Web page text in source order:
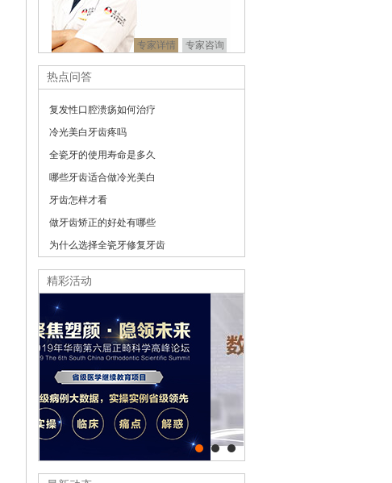
专家详情 专家咨询
热点问答
复发性口腔溃疡如何治疗
冷光美白牙齿疼吗
全瓷牙的使用寿命是多久
哪些牙齿适合做冷光美白
牙齿怎样才看
做牙齿矫正的好处有哪些
为什么选择全瓷牙修复牙齿
精彩活动